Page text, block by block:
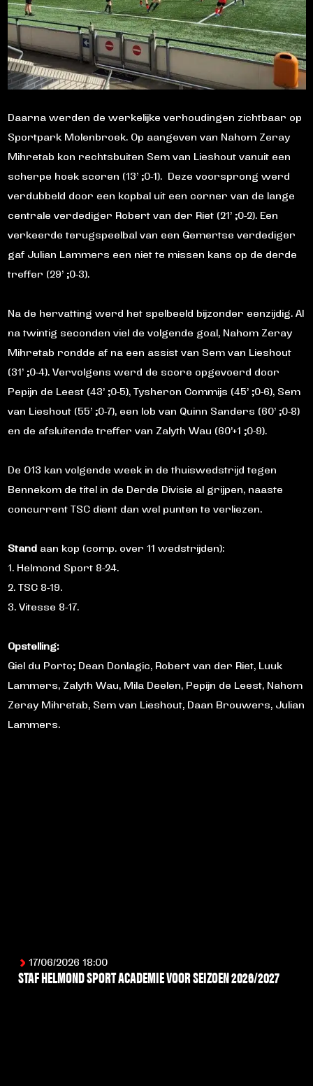
Daarna werden de werkelijke verhoudingen zichtbaar op
Sportpark Molenbroek. Op aangeven van Nahom Zeray
Mihretab kon rechtsbuiten Sem van Lieshout vanuit een
scherpe hoek scoren (13’ ;0-1). Deze voorsprong werd
verdubbeld door een kopbal uit een corner van de lange
centrale verdediger Robert van der Riet (21’ ;0-2). Een
verkeerde terugspeelbal van een Gemertse verdediger
gaf Julian Lammers een niet te missen kans op de derde
treffer (29’ ;0-3).
Na de hervatting werd het spelbeeld bijzonder eenzijdig. Al
na twintig seconden viel de volgende goal, Nahom Zeray
Mihretab rondde af na een assist van Sem van Lieshout
(31’ ;0-4). Vervolgens werd de score opgevoerd door
Pepijn de Leest (43’ ;0-5), Tysheron Commijs (45’ ;0-6), Sem
van Lieshout (55’ ;0-7), een lob van Quinn Sanders (60’ ;0-8)
en de afsluitende treffer van Zalyth Wau (60’+1 ;0-9).
De O13 kan volgende week in de thuiswedstrijd tegen
Bennekom de titel in de Derde Divisie al grijpen, naaste
concurrent TSC dient dan wel punten te verliezen.
Standaan kop (comp. over 11 wedstrijden):
1. Helmond Sport 8-24.
2. TSC 8-19.
3. Vitesse 8-17.
Opstelling:
Giel du Porto; Dean Donlagic, Robert van der Riet, Luuk
Lammers, Zalyth Wau, Mila Deelen, Pepijn de Leest, Nahom
Zeray Mihretab, Sem van Lieshout, Daan Brouwers, Julian
Lammers.
17/06/2026 18:00
STAF HELMOND SPORT ACADEMIE VOOR SEIZOEN 2026/2027